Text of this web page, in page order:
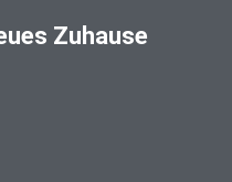
Zuhause